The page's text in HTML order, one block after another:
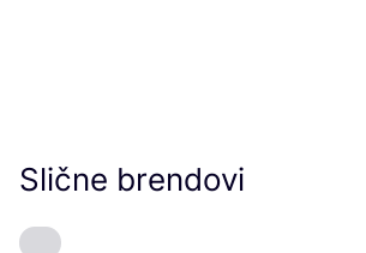
Slične brendovi